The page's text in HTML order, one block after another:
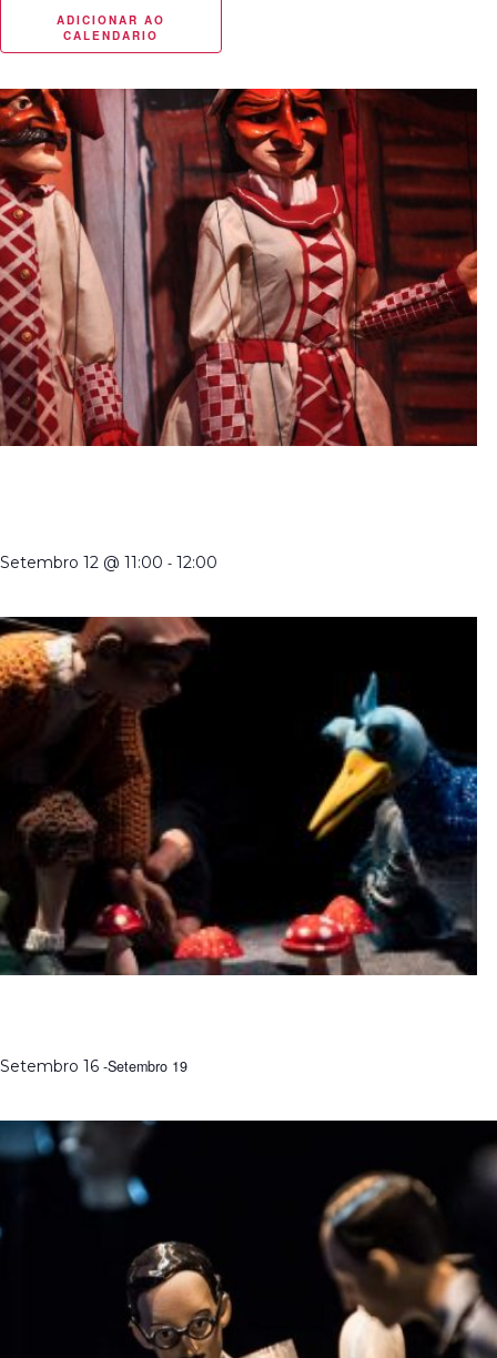
ADICIONAR AO
CALENDARIO
Setembro 12 @ 11:00 - 12:00
Setembro 16 -Setembro 19